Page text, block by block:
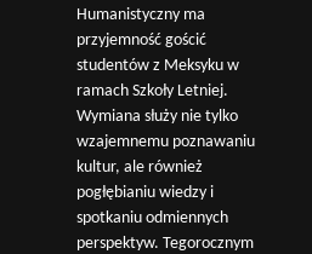
Humanistyczny ma
przyjemność gościć
studentów z Meksyku w
ramach Szkoły Letniej.
Wymiana służy nie tylko
wzajemnemu poznawaniu
kultur, ale również
pogłębianiu wiedzy i
spotkaniu odmiennych
perspektyw. Tegorocznym